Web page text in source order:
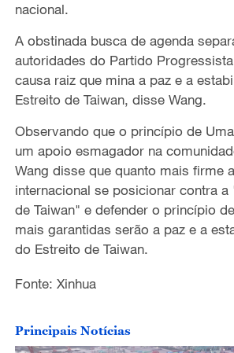
nacional.
A obstinada busca de agenda
autoridades do Partido
causa raiz que mina a paz e a
Estreito de Taiwan, disse Wang.
Observando que o princípio de
um apoio esmagador na
Wang disse que quanto mais firme
internacional se posicionar contra a
de Taiwan" e defender o princípio
mais garantidas serão a paz e a
do Estreito de Taiwan.
Fonte: Xinhua
Principais Notícias